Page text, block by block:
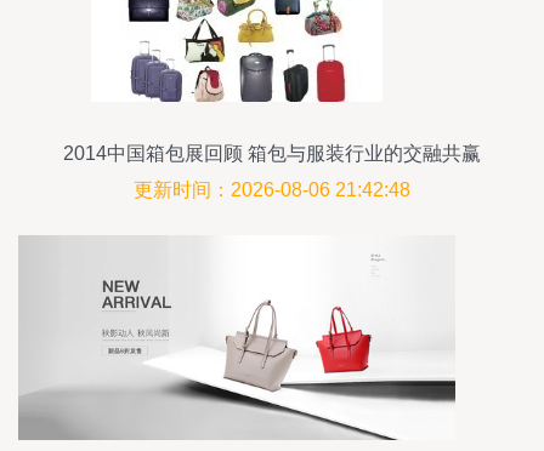
2014中国箱包展回顾 箱包与服装行业的交融共赢
更新时间：2026-08-06 21:42:48